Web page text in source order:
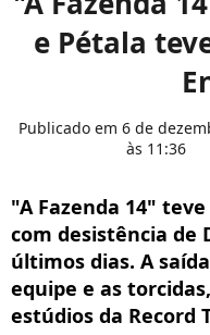
e Pétala
Publicado em 6 de
às 11:36
"A Fazenda 14"
com desistência de
últimos dias. A
equipe e as
estúdios da Record